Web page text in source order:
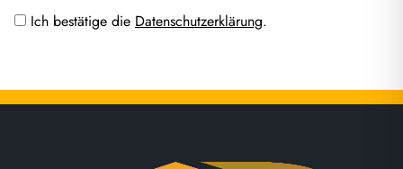
Ich bestätige die Datenschutzerklärung.